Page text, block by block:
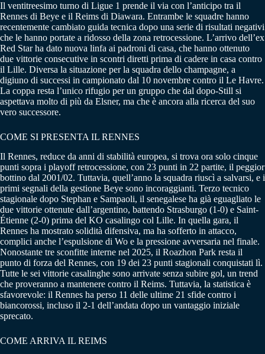
Il ventitreesimo turno di Ligue 1 prende il via con l’anticipo tra il
Rennes di Beye e il Reims di Diawara. Entrambe le squadre hanno
recentemente cambiato guida tecnica dopo una serie di risultati negativi
che le hanno portate a ridosso della zona retrocessione. L’arrivo dell’ex
Red Star ha dato nuova linfa ai padroni di casa, che hanno ottenuto
due vittorie consecutive in scontri diretti prima di cadere in casa contro
il Lille. Diversa la situazione per la squadra dello champagne, a
digiuno di successi in campionato dal 10 novembre contro il Le Havre.
La coppa resta l’unico rifugio per un gruppo che dal dopo-Still si
aspettava molto di più da Elsner, ma che è ancora alla ricerca del suo
vero successore.
COME SI PRESENTA IL RENNES
Il Rennes, reduce da anni di stabilità europea, si trova ora solo cinque
punti sopra i playoff retrocessione, con 23 punti in 22 partite, il peggior
bottino dal 2001/02. Tuttavia, quell’anno la squadra riuscì a salvarsi, e i
primi segnali della gestione Beye sono incoraggianti. Terzo tecnico
stagionale dopo Stephan e Sampaoli, il senegalese ha già eguagliato le
due vittorie ottenute dall’argentino, battendo Strasburgo (1-0) e Saint-
Étienne (2-0) prima del KO casalingo col Lille. In quella gara, il
Rennes ha mostrato solidità difensiva, ma ha sofferto in attacco,
complici anche l’espulsione di Wo e la pressione avversaria nel finale.
Nonostante tre sconfitte interne nel 2025, il Roazhon Park resta il
punto di forza del Rennes, con 19 dei 23 punti stagionali conquistati lì.
Tutte le sei vittorie casalinghe sono arrivate senza subire gol, un trend
che proveranno a mantenere contro il Reims. Tuttavia, la statistica è
sfavorevole: il Rennes ha perso 11 delle ultime 21 sfide contro i
biancorossi, incluso il 2-1 dell’andata dopo un vantaggio iniziale
sprecato.
COME ARRIVA IL REIMS